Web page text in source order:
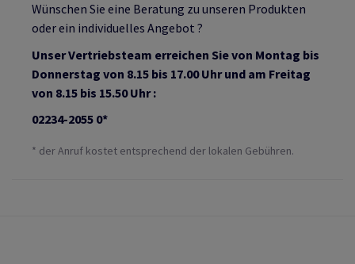
Wünschen Sie eine Beratung zu unseren Produkten
oder ein individuelles Angebot ?
Unser Vertriebsteam erreichen Sie von Montag bis
Donnerstag von 8.15 bis 17.00 Uhr und am Freitag
von 8.15 bis 15.50 Uhr :
02234-2055 0*
* der Anruf kostet entsprechend der lokalen Gebühren.